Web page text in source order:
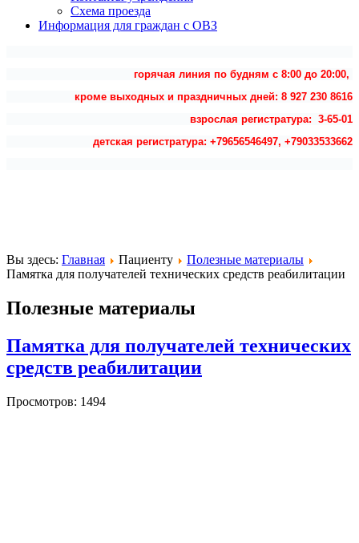
Схема проезда
Информация для граждан с ОВЗ
горячая линия по будням с 8:00 до 20:00,
кроме выходных и праздничных дней: 8 927 230 8616
взрослая регистратура: 3-65-01
детская регистратура: +79656546497, +79033533662
Вы здесь: Главная Пациенту
Полезные материалы
Памятка для получателей технических средств реабилитации
Полезные материалы
Памятка для получателей технических
средств реабилитации
Просмотров: 1494